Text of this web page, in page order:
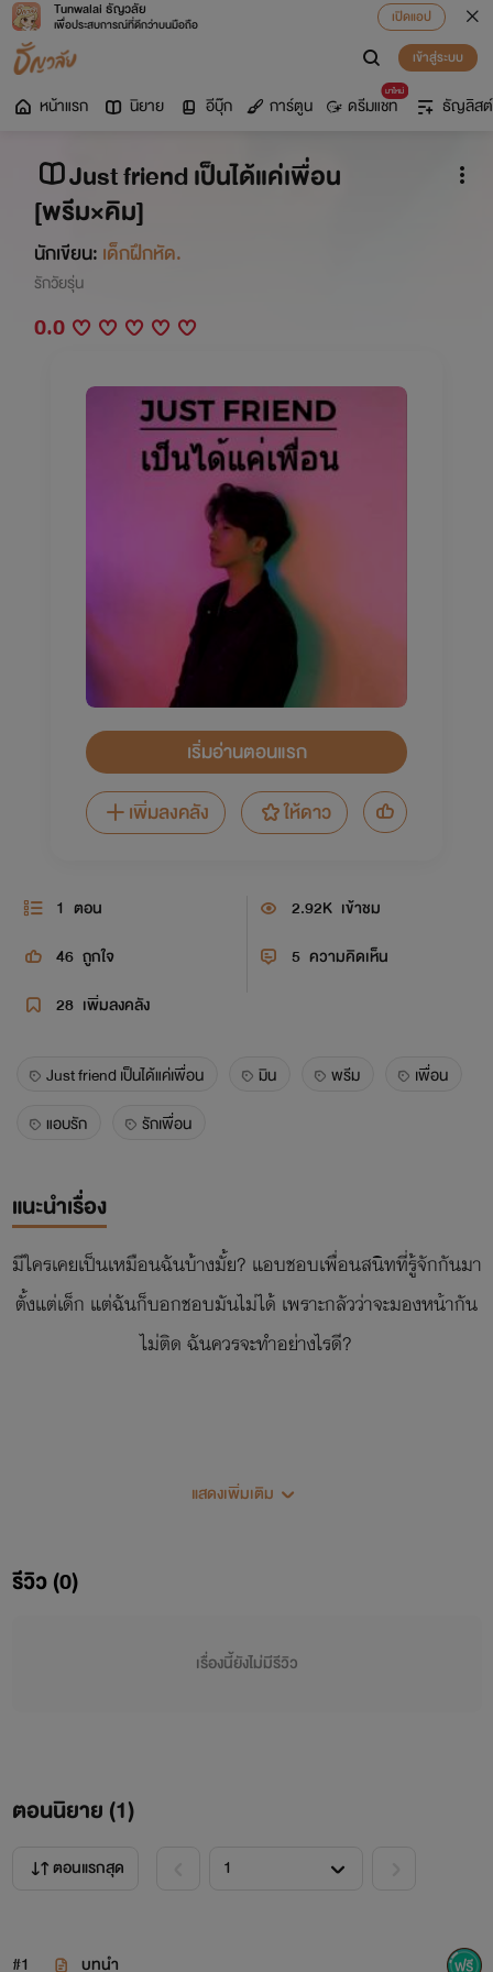
Tunwalai ธัญวลัย
เพื่อประสบการณ์ที่ดีกว่าบนมือถือ
เปิดแอป
เข้าสู่ระบบ
หน้าแรก นิยาย อีบุ๊ก การ์ตูน
มาใหม่
ดรีมแชท ธัญลิสต์
Just friend เป็นได้แค่เพื่อน
[พรีม×คิม]
นักเขียน: เด็กฝึกหัด.
รักวัยรุ่น
0.0
เริ่มอ่านตอนแรก
เพิ่มลงคลัง
ให้ดาว
1 ตอน 2.92K เข้าชม
46 ถูกใจ 5 ความคิดเห็น
28 เพิ่มลงคลัง
Just friend เป็นได้แค่เพื่อน มิน พรีม
เพื่อน
แอบรัก
รักเพื่อน
แนะนำเรื่อง
มีใครเคยเป็นเหมือนฉันบ้างมั้ย? แอบชอบเพื่อนสนิทที่รู้จักกันมา
ตั้งแต่เด็ก แต่ฉันก็บอกชอบมันไม่ได้ เพราะกลัวว่าจะมองหน้ากัน
ไม่ติด ฉันควรจะทำอย่างไรดี?
แสดงเพิ่มเติม
รีวิว (0)
เรื่องนี้ยังไม่มีรีวิว
ตอนนิยาย (1)
ตอนแรกสุด
#1 บทนำ